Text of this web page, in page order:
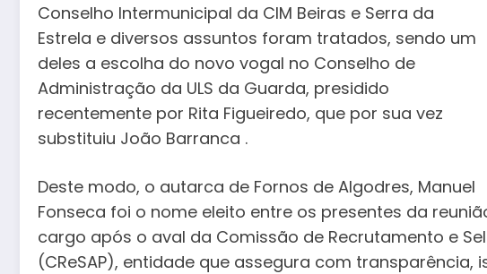
Conselho Intermunicipal da CIM Beiras e Serra da
Estrela e diversos assuntos foram tratados, sendo um
deles a escolha do novo vogal no Conselho de
Administração da ULS da Guarda, presidido
recentemente por Rita Figueiredo, que por sua vez
substituiu João Barranca .
Deste modo, o autarca de Fornos de Algodres, Manuel
Fonseca foi o nome eleito entre os presentes da
cargo após o aval da Comissão de Recrutamento e
(CReSAP), entidade que assegura com transparência,